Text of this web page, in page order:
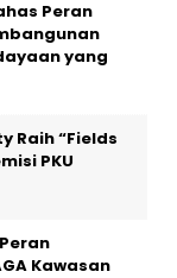
Peran
yang
Raih “Fields
PKU
Kawasan